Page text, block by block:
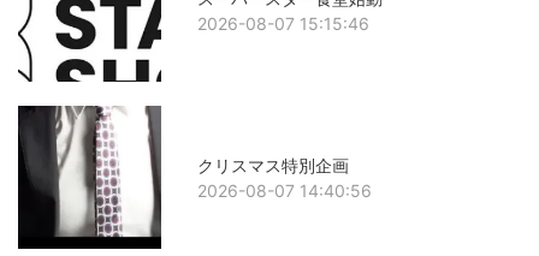
2026-08-07 15:15:46
クリスマス特別企画
2026-08-07 14:40:56